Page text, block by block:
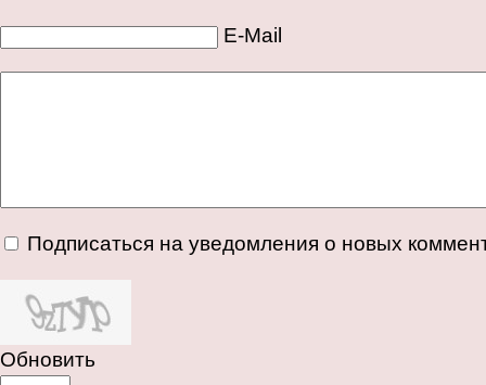
E-Mail
Подписаться на уведомления о новых
Обновить